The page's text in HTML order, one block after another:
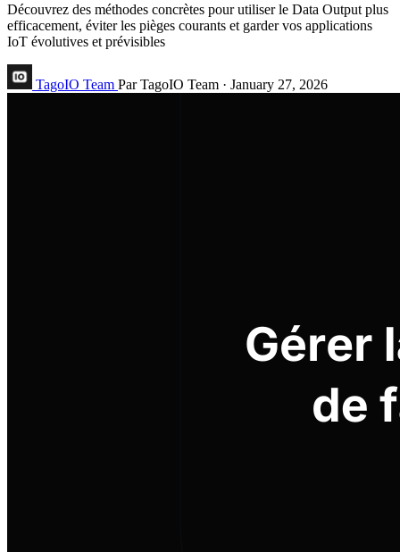
Découvrez des méthodes concrètes pour utiliser le Data Output plus
efficacement, éviter les pièges courants et garder vos applications
IoT évolutives et prévisibles
TagoIO Team Par TagoIO Team · January 27, 2026